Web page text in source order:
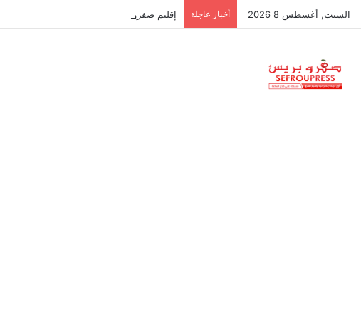
السبت, أغسطس 8 2026 أخبار عاجلة إقليم صفرو: المواطن خدام… والجماعة ناعسة!